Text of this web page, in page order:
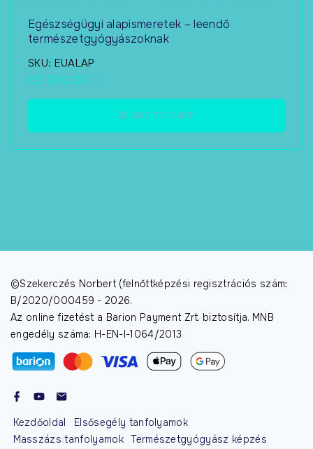
Egészségügyi alapismeretek – leendő
természetgyógyászoknak
SKU: EUALAP
60 000,00 Ft
ADD TO CART
©Szekerczés Norbert (felnőttképzési regisztrációs szám:
B/2020/000459 -2026.
Az online fizetést a Barion Payment Zrt. biztosítja. MNB
engedély száma: H-EN-I-1064/2013
Kezdőoldal
Elsősegély tanfolyamok
Masszázs tanfolyamok
Természetgyógyász képzés